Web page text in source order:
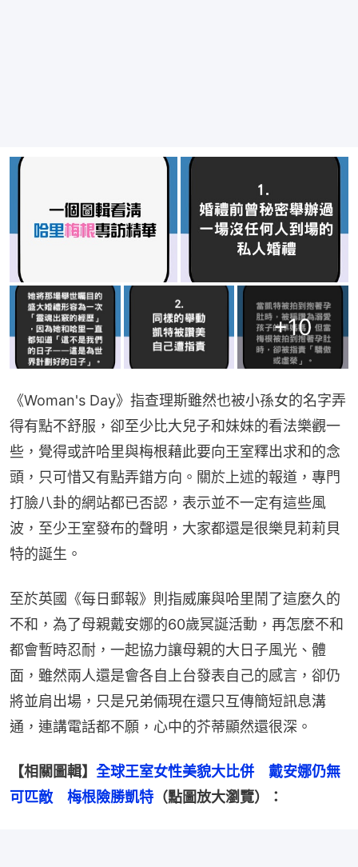
+10
《Woman's Day》指查理斯雖然也被小孫女的名字弄
得有點不舒服，卻至少比大兒子和妹妹的看法樂觀一
些，覺得或許哈里與梅根藉此要向王室釋出求和的念
頭，只可惜又有點弄錯方向。關於上述的報道，專門
打臉八卦的網站都已否認，表示並不一定有這些風
波，至少王室發布的聲明，大家都還是很樂見莉莉貝
特的誕生。
至於英國《每日郵報》則指威廉與哈里鬧了這麼久的
不和，為了母親戴安娜的60歲冥誕活動，再怎麼不和
都會暫時忍耐，一起協力讓母親的大日子風光、體
面，雖然兩人還是會各自上台發表自己的感言，卻仍
將並肩出場，只是兄弟倆現在還只互傳簡短訊息溝
通，連講電話都不願，心中的芥蒂顯然還很深。
【相關圖輯】 全球王室女性美貌大比併　戴安娜仍無
可匹敵　梅根險勝凱特 （點圖放大瀏覽）：